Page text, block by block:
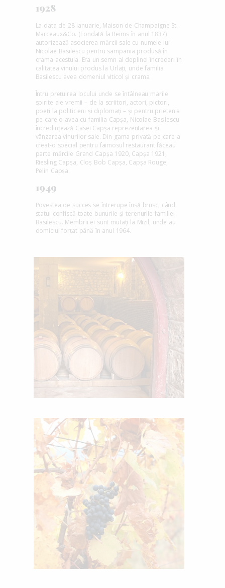
1928
La data de 28 ianuarie, Maison de Champaigne St.
Marceaux&Co. (Fondată la Reims în anul 1837)
autorizează asocierea mărcii sale cu numele lui
Nicolae Basilescu pentru sampania produsă în
crama acestuia. Era un semn al deplinei încrederi în
calitatea vinului produs la Urlați, unde familia
Basilescu avea domeniul viticol și crama.
Întru prețuirea locului unde se întâlneau marile
spirite ale vremii – de la scriitori, actori, pictori,
poeți la politicieni și diplomați – și pentru prietenia
pe care o avea cu familia Capșa, Nicolae Basilescu
încredințează Casei Capșa reprezentarea și
vânzarea vinurilor sale. Din gama privată pe care a
creat-o special pentru faimosul restaurant făceau
parte mărcile Grand Capșa 1920, Capșa 1921,
Riesling Capșa, Cloș Bob Capșa, Capșa Rouge,
Pelin Capșa.
1949
Povestea de succes se întrerupe însă brusc, când
statul confiscă toate bunurile și terenurile familiei
Basilescu. Membrii ei sunt mutați la Mizil, unde au
domiciul forțat până în anul 1964.